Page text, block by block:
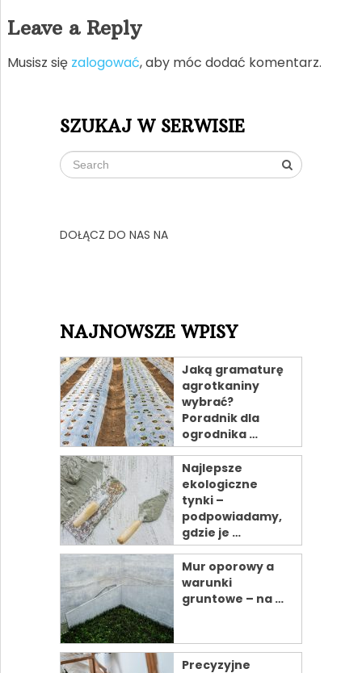
Leave a Reply
Musisz się zalogować, aby móc dodać komentarz.
SZUKAJ W SERWISIE
DOŁĄCZ DO NAS NA
NAJNOWSZE WPISY
Jaką gramaturę
agrotkaniny
wybrać?
Poradnik dla
ogrodnika …
Najlepsze
ekologiczne
tynki –
podpowiadamy,
gdzie je …
Mur oporowy a
warunki
gruntowe – na …
Precyzyjne